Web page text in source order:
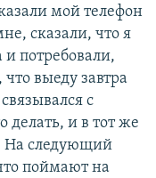
мой телефон
сказали, что я
потребовали,
выеду завтра
с
делать, и в тот же
На следующий
поймают на